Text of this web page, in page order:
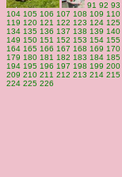
91 92 93
104 105 106 107 108 109 110
119 120 121 122 123 124 125
134 135 136 137 138 139 140
149 150 151 152 153 154 155
164 165 166 167 168 169 170
179 180 181 182 183 184 185
194 195 196 197 198 199 200
209 210 211 212 213 214 215
224 225 226